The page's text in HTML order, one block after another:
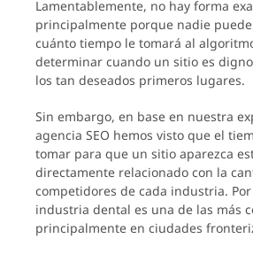
Lamentablemente, no hay forma
principalmente porque nadie
cuánto tiempo le tomará al
determinar cuando un sitio es
los tan deseados primeros lugares.
Sin embargo, en base en nuestra
agencia SEO hemos visto que el
tomar para que un sitio aparezca
directamente relacionado con la
competidores de cada industria.
industria dental es una de las más
principalmente en ciudades